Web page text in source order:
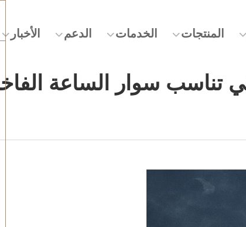
المنتجات الخدمات الدعم الأخبار
تناسب سوار الساعة